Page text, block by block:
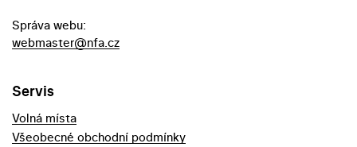
Správa webu:
webmaster@nfa.cz
Servis
Volná místa
Všeobecné obchodní podmínky